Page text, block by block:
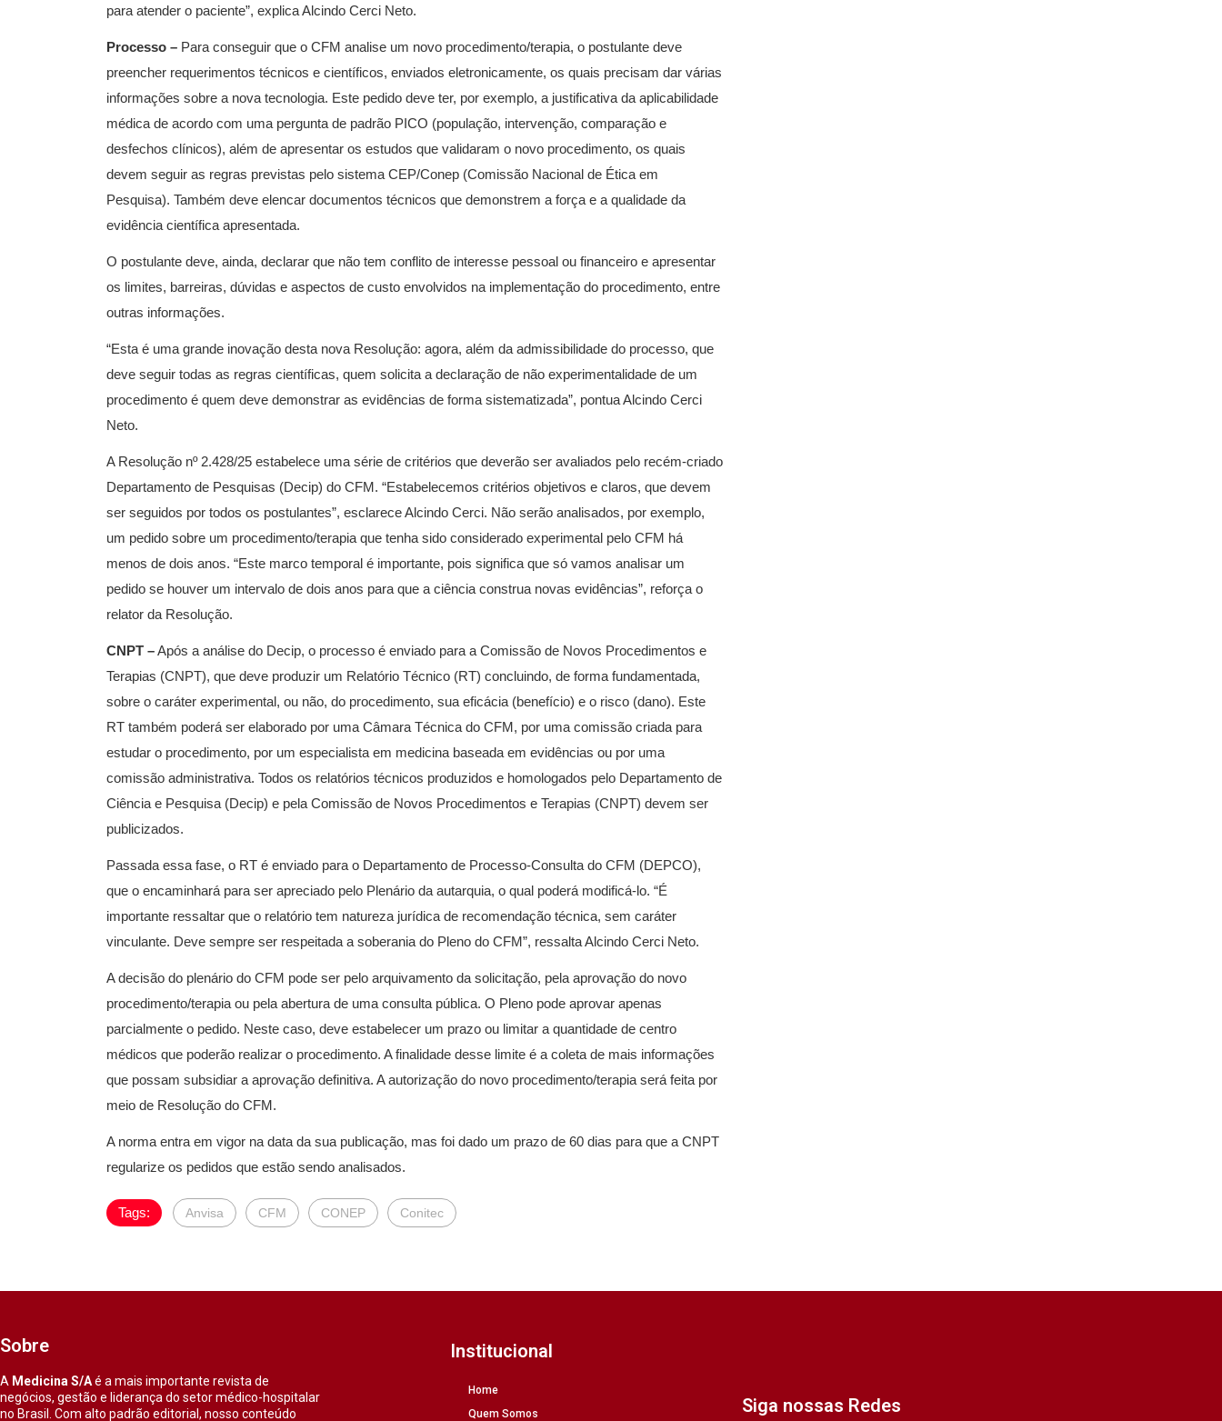
para atender o paciente”, explica Alcindo Cerci Neto.
Processo – Para conseguir que o CFM analise um novo procedimento/terapia, o postulante deve
preencher requerimentos técnicos e científicos, enviados eletronicamente, os quais precisam dar várias
informações sobre a nova tecnologia. Este pedido deve ter, por exemplo, a justificativa da aplicabilidade
médica de acordo com uma pergunta de padrão PICO (população, intervenção, comparação e
desfechos clínicos), além de apresentar os estudos que validaram o novo procedimento, os quais
devem seguir as regras previstas pelo sistema CEP/Conep (Comissão Nacional de Ética em
Pesquisa). Também deve elencar documentos técnicos que demonstrem a força e a qualidade da
evidência científica apresentada.
O postulante deve, ainda, declarar que não tem conflito de interesse pessoal ou financeiro e apresentar
os limites, barreiras, dúvidas e aspectos de custo envolvidos na implementação do procedimento, entre
outras informações.
“Esta é uma grande inovação desta nova Resolução: agora, além da admissibilidade do processo, que
deve seguir todas as regras científicas, quem solicita a declaração de não experimentalidade de um
procedimento é quem deve demonstrar as evidências de forma sistematizada”, pontua Alcindo Cerci
Neto.
A Resolução nº 2.428/25 estabelece uma série de critérios que deverão ser avaliados pelo recém-criado
Departamento de Pesquisas (Decip) do CFM. “Estabelecemos critérios objetivos e claros, que devem
ser seguidos por todos os postulantes”, esclarece Alcindo Cerci. Não serão analisados, por exemplo,
um pedido sobre um procedimento/terapia que tenha sido considerado experimental pelo CFM há
menos de dois anos. “Este marco temporal é importante, pois significa que só vamos analisar um
pedido se houver um intervalo de dois anos para que a ciência construa novas evidências”, reforça o
relator da Resolução.
CNPT –Após a análise do Decip, o processo é enviado para a Comissão de Novos Procedimentos e
Terapias (CNPT), que deve produzir um Relatório Técnico (RT) concluindo, de forma fundamentada,
sobre o caráter experimental, ou não, do procedimento, sua eficácia (benefício) e o risco (dano). Este
RT também poderá ser elaborado por uma Câmara Técnica do CFM, por uma comissão criada para
estudar o procedimento, por um especialista em medicina baseada em evidências ou por uma
comissão administrativa. Todos os relatórios técnicos produzidos e homologados pelo Departamento de
Ciência e Pesquisa (Decip) e pela Comissão de Novos Procedimentos e Terapias (CNPT) devem ser
publicizados.
Passada essa fase, o RT é enviado para o Departamento de Processo-Consulta do CFM (DEPCO),
que o encaminhará para ser apreciado pelo Plenário da autarquia, o qual poderá modificá-lo. “É
importante ressaltar que o relatório tem natureza jurídica de recomendação técnica, sem caráter
vinculante. Deve sempre ser respeitada a soberania do Pleno do CFM”, ressalta Alcindo Cerci Neto.
A decisão do plenário do CFM pode ser pelo arquivamento da solicitação, pela aprovação do novo
procedimento/terapia ou pela abertura de uma consulta pública. O Pleno pode aprovar apenas
parcialmente o pedido. Neste caso, deve estabelecer um prazo ou limitar a quantidade de centro
médicos que poderão realizar o procedimento. A finalidade desse limite é a coleta de mais informações
que possam subsidiar a aprovação definitiva. A autorização do novo procedimento/terapia será feita por
meio de Resolução do CFM.
A norma entra em vigor na data da sua publicação, mas foi dado um prazo de 60 dias para que a CNPT
regularize os pedidos que estão sendo analisados.
Tags: Anvisa CFM CONEP Conitec
Sobre
A Medicina S/Aé a mais importante revista de
negócios, gestão e liderança do setor médico-hospitalar
no Brasil. Com alto padrão editorial, nosso conteúdo
Institucional
Home
Quem Somos
Siga nossas Redes